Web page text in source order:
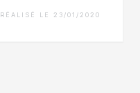
RÉALISÉ LE 23/01/2020